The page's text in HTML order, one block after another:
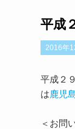
平成
2016年
平成２
は鹿児
＜お問